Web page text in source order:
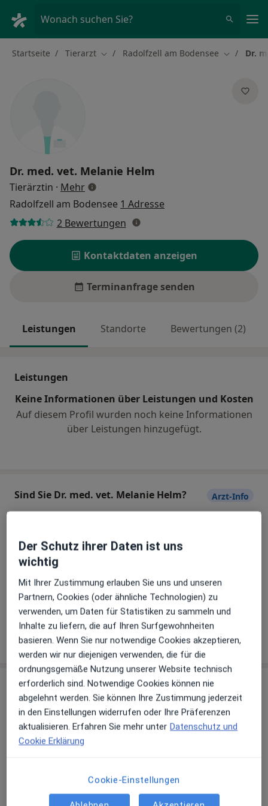
Wonach suchen Sie?
Startseite Tierarzt Stadt ändern
Radolfzell am Bodensee StadtDr.
Dr. med. vet. Melanie Helm
Tierärztin · Mehrüber Spezialisierungen
Radolfzell am Bodensee 1 Adresse
2 Bewertungen
Kontaktdaten anzeigen
Terminanfrage senden
Leistungen Standorte Bewertungen (2)
Leistungen
Keine Informationen über Leistungen und Kosten
Auf diesem Profil wurden noch keine Informationen
über Leistungen hinzugefügt.
Sind Sie Dr. med. vet. Melanie Helm? Arzt-Info
Hinterlegen Sie kostenlos ein Portraitbild, Ihre
Sprechzeiten und Leistungen. Dadurch werden Sie
besser gefunden. Lassen Sie sich außerdem bereits
vor Veröffentlichung kostenfrei über neue
Patienten-Feedbacks per E-Mail informieren.
Jetzt als Arzt anmelden
Praxis
Fachtierarztpraxis für Klein- & Heimtiere S.
Böhm & Dr. M. Helm
Untertorstr. 16,
Zu Google Mapsöffnet in einer neuen
Der Schutz ihrer Daten ist uns
wichtig
Mit Ihrer Zustimmung erlauben Sie uns und unseren
Partnern, Cookies (oder ähnliche Technologien) zu
verwenden, um Daten für Statistiken zu sammeln und
Inhalte zu liefern, die auf Ihren Surfgewohnheiten
basieren. Wenn Sie nur notwendige Cookies akzeptieren,
werden wir nur diejenigen verwenden, die für die
ordnungsgemäße Nutzung unserer Website technisch
erforderlich sind. Notwendige Cookies können nie
abgelehnt werden. Sie können Ihre Zustimmung jederzeit
in den Einstellungen widerrufen oder Ihre Präferenzen
aktualisieren. Erfahren Sie mehr unter Datenschutz und
Cookie Erklärung
Cookie-Einstellungen